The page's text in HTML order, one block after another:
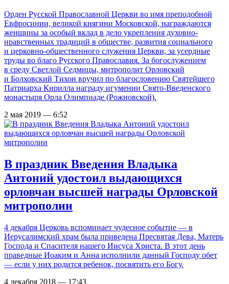
Орден Русской Православной Церкви во имя преподобной
Евфросинии, великой княгини Московской, награждаются
женщины за особый вклад в дело укрепления духовно-
нравственных традиций в обществе, развития социального
и церковно-общественного служения Церкви, за усердные
труды во благо Русского Православия. За богослужением
в среду Светлой Седмицы, митрополит Орловский
и Болховский Тихон вручил по благословению Святейшего
Патриарха Кирилла награду игумении Свято-Введенского
монастыря Орла Олимпиаде (Рожновской).
2 мая 2019 — 6:52
В праздник Введения Владыка
Антоний удостоил выдающихся
орловчан высшей награды Орловской
митрополии
4 декабря Церковь вспоминает чудесное событие — в
Иерусалимский храм была приведена Пресвятая Дева, Матерь
Господа и Спасителя нашего Иисуса Христа. В этот день
праведные Иоаким и Анна исполнили данный Господу обет
— если у них родится ребенок, посвятить его Богу.
4 декабря 2018 — 17:43